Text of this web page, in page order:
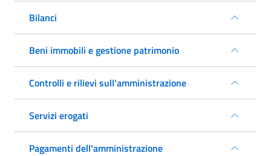
Bilanci
Beni immobili e gestione patrimonio
Controlli e rilievi sull'amministrazione
Servizi erogati
Pagamenti dell'amministrazione